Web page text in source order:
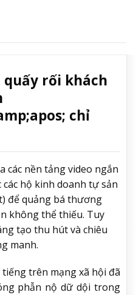
rối khách
chỉ
các nền tảng video ngắn
hộ kinh doanh tự sản
để quảng bá thương
không thể thiếu. Tuy
tạo thu hút và chiêu
manh.
trên mạng xã hội đã
phẫn nộ dữ dội trong